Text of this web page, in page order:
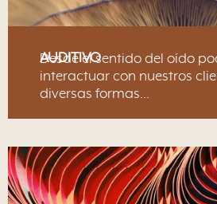
AUDITIVO
Desde el sentido del oído
interactuar con nuestros
diversas formas…